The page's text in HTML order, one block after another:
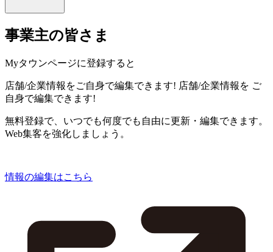
事業主の皆さま
Myタウンページに登録すると
店舗/企業情報をご自身で編集できます! 店舗/企業情報を ご
自身で編集できます!
無料登録で、いつでも何度でも自由に更新・編集できます。
Web集客を強化しましょう。
情報の編集はこちら